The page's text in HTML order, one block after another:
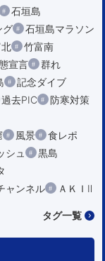
石垣島
グ
石垣島マラソン
竹富南
宣言
群れ
記念ダイブ
過去PIC
防寒対策
風景
食レポ
シュ
黒島
ャンネル ＡＫＩⅡ
タグ一覧